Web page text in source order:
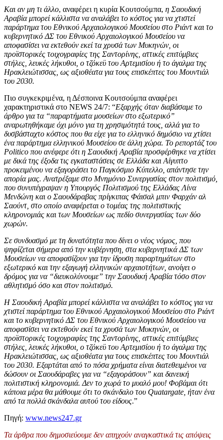
Και αν μη τι άλλο, αναφέρει η κυρία Κουτσούμπα, η Σαουδική
Αραβία μπορεί κάλλιστα να αναλάβει το κόστος για να χτιστεί
παράρτημα του Εθνικού Αρχαιολογικού Μουσείου στο Ριάντ και το
κυβερνητικό ΔΣ του Εθνικού Αρχαιολογικού Μουσείου να
αποφασίσει να εκτεθούν εκεί τα χρυσά των Μυκηνών, οι
προϊστορικές τοιχογραφίες της Σαντορίνης, αττικές επιτύμβιες
στήλες, λευκές λήκυθοι, ο τζόκεϋ του Αρτεμισίου ή το άγαλμα της
Ηρακλειώτισσας, ως αξιοθέατα για τους επισκέπτες του Μουντιάλ
του 2030.
Πιο συγκεκριμένα, η Δέσποινα Κουτσούμπα αναφέρει
χαρακτηριστικά στο NEWS 24/7: “Εξαρχής όταν διαβάσαμε το
άρθρο για τα “παραρτήματα μουσείων στο εξωτερικό”
αναρωτηθήκαμε όχι μόνο για τη χρησιμότητά τους, αλλά για το
δυσβάσταχτο κόστος που θα είχε για το ελληνικό δημόσιο να χτίσει
ένα παράρτημα ελληνικού Μουσείου σε άλλη χώρα. Το ρεπορτάζ του
Politicο που ανέφερε ότι η Σαουδική Αραβία προσφέρθηκε να χτίσει
με δικά της έξοδα τις εγκαταστάσεις σε Ελλάδα και Αίγυπτο
προκειμένου να εξαγοράσει το Παγκόσμιο Κύπελλο, απάντησε την
απορία μας. Ανατρέξαμε στο Μνημόνιο Συνεργασίας στον πολιτισμό,
που συνυπέγραψαν η Υπουργός Πολιτισμού της Ελλάδας Λίνα
Μενδώνη και ο Σαουδάραβας πρίγκιπας Φάισαλ μπιν Φαρχάν αλ
Σαούντ, στο οποίο αναφέρεται ο τομέας της πολιτιστικής
κληρονομιάς και των Μουσείων ως πεδίο συνεργασίας των δύο
χωρών.
Σε συνδυασμό με τη δυνατότητα που δίνει ο νέος νόμος, που
ψηφίζεται σήμερα από την κυβέρνηση, στα κυβερνητικά ΔΣ των
Μουσείων να αποφασίζουν για την ίδρυση παραρτημάτων στο
εξωτερικό και την εξαγωγή ελληνικών αρχαιοτήτων, ανοίγει ο
δρόμος για να “διευκολύνουμε” την Σαουδική Αραβία τόσο στον
αθλητισμό όσο και στον πολιτισμό.
Η Σαουδική Αραβία μπορεί κάλλιστα να αναλάβει το κόστος για να
χτιστεί παράρτημα του Εθνικού Αρχαιολογικού Μουσείου στο Ριάντ
και το κυβερνητικό ΔΣ του Εθνικού Αρχαιολογικού Μουσείου να
αποφασίσει να εκτεθούν εκεί τα χρυσά των Μυκηνών, οι
προϊστορικές τοιχογραφίες της Σαντορίνης, αττικές επιτύμβιες
στήλες, λευκές λήκυθοι, ο τζόκεϋ του Αρτεμισίου ή το άγαλμα της
Ηρακλειώτισσας, ως αξιοθέατα για τους επισκέπτες του Μουντιάλ
του 2030. Εξαρτάται από το πόσα χρήματα είναι διατεθειμένοι να
δώσουν οι Σαουδάραβες για να “εξαγοράσουν” και δανεική
πολιτιστική κληρονομιά. Δεν το χωρά το μυαλό μου! Φοβάμαι ότι
κάποια μέρα θα μάθουμε ότι το σκάνδαλο του Quatargate, ήταν ένα
από τα πολλά σκάνδαλα αυτού του είδους.”
Πηγή: www.news247.gr
Τα άρθρα που δημοσιεύουμε δεν απηχούν αναγκαστικά τις απόψεις